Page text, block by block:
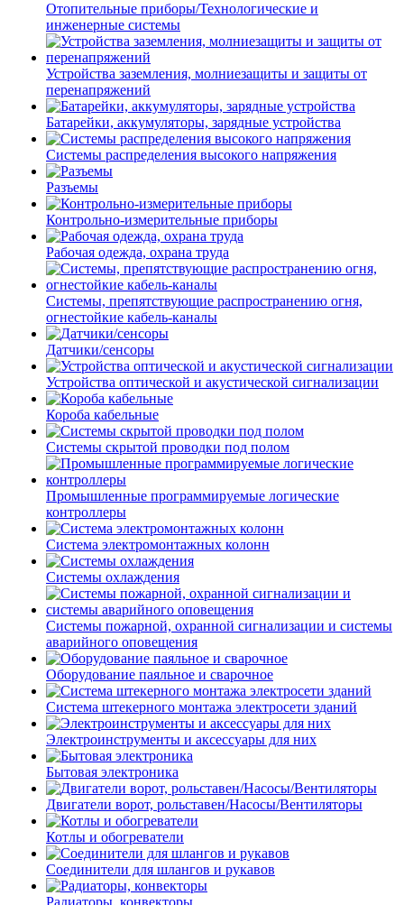
Отопительные приборы/Технологические и
инженерные системы
Устройства заземления, молниезащиты и защиты от
перенапряжений
Батарейки, аккумуляторы, зарядные устройства
Системы распределения высокого напряжения
Разъемы
Контрольно-измерительные приборы
Рабочая одежда, охрана труда
Системы, препятствующие распространению огня,
огнестойкие кабель-каналы
Датчики/сенсоры
Устройства оптической и акустической сигнализации
Короба кабельные
Системы скрытой проводки под полом
Промышленные программируемые логические
контроллеры
Система электромонтажных колонн
Системы охлаждения
Системы пожарной, охранной сигнализации и системы
аварийного оповещения
Оборудование паяльное и сварочное
Система штекерного монтажа электросети зданий
Электроинструменты и аксессуары для них
Бытовая электроника
Двигатели ворот, рольставен/Насосы/Вентиляторы
Котлы и обогреватели
Соединители для шлангов и рукавов
Радиаторы, конвекторы